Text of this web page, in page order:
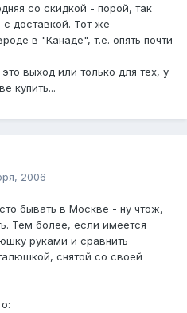
со скидкой - порой, так
доставкой. Тот же
в "Канаде", т.е. опять почти
выход или только для тех, у
купить...
2006
бывать в Москве - ну чтож,
Тем более, если имеется
руками и сравнить
снятой со своей